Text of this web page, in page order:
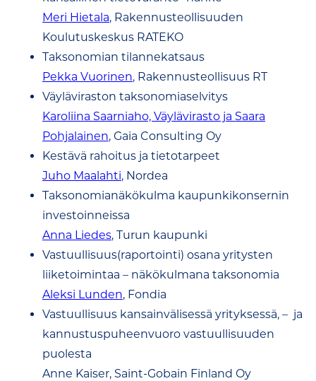
Meri Hietala, Rakennusteollisuuden
Koulutuskeskus RATEKO
Taksonomian tilannekatsaus
Pekka Vuorinen, Rakennusteollisuus RT
Väyläviraston taksonomiaselvitys
Karoliina Saarniaho, Väylävirasto ja Saara
Pohjalainen, Gaia Consulting Oy
Kestävä rahoitus ja tietotarpeet
Juho Maalahti, Nordea
Taksonomianäkökulma kaupunkikonsernin
investoinneissa
Anna Liedes, Turun kaupunki
Vastuullisuus(raportointi) osana yritysten
liiketoimintaa – näkökulmana taksonomia
Aleksi Lunden, Fondia
Vastuullisuus kansainvälisessä yrityksessä, – ja
kannustuspuheenvuoro vastuullisuuden
puolesta
Anne Kaiser, Saint-Gobain Finland Oy